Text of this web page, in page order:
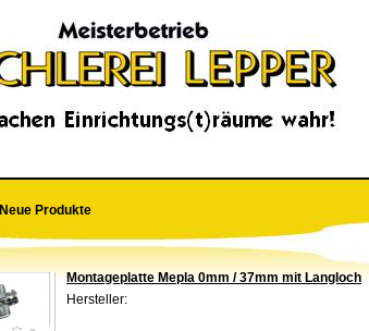
Neue Produkte
Montageplatte Mepla 0mm / 37mm mit Langloch
Hersteller: